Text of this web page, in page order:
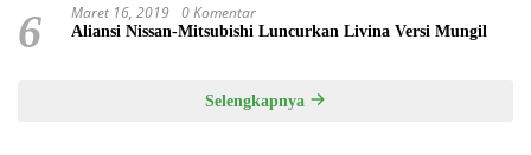
6 Maret 16, 2019 0 Komentar
Aliansi Nissan-Mitsubishi Luncurkan Livina Versi Mungil
Selengkapnya